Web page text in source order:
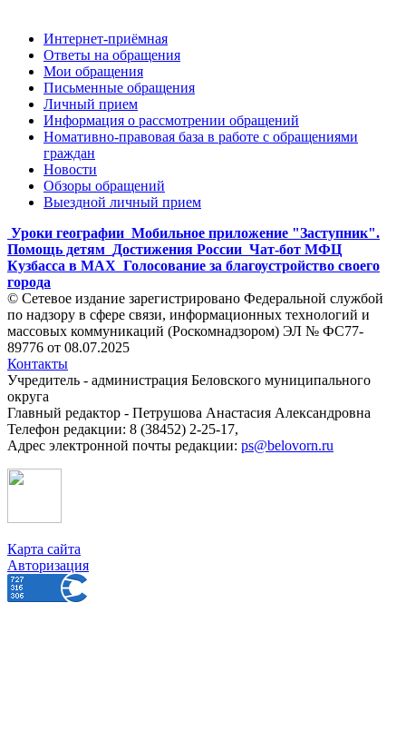
Интернет-приёмная
Ответы на обращения
Мои обращения
Письменные обращения
Личный прием
Информация о рассмотрении обращений
Номативно-правовая база в работе с обращениями
граждан
Новости
Обзоры обращений
Выездной личный прием
Уроки географии Мобильное приложение "Заступник".
Помощь детям Достижения России Чат-бот МФЦ
Кузбасса в MAX Голосование за благоустройство своего
города
© Сетевое издание зарегистрировано Федеральной службой
по надзору в сфере связи, информационных технологий и
массовых коммуникаций (Роскомнадзором) ЭЛ № ФС77-
89776 от 08.07.2025
Контакты
Учредитель - администрация Беловского муниципального
округа
Главный редактор - Петрушова Анастасия Александровна
Телефон редакции: 8 (38452) 2-25-17,
Адрес электронной почты редакции: ps@belovorn.ru
Карта сайта
Авторизация